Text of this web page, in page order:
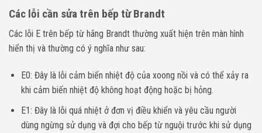
Các lỗi cần sửa trên bếp từ Brandt
Các lỗi E trên bếp từ hãng Brandt thường xuất hiện trên màn hình
hiển thị và thường có ý nghĩa như sau:
E0: Đây là lỗi cảm biến nhiệt độ của xoong nồi và có thể xảy ra
khi cảm biến nhiệt độ không hoạt động hoặc bị hỏng.
E1: Đây là lỗi quá nhiệt ở đơn vị điều khiển và yêu cầu người
dùng ngừng sử dụng và đợi cho bếp từ nguội trước khi sử dụng